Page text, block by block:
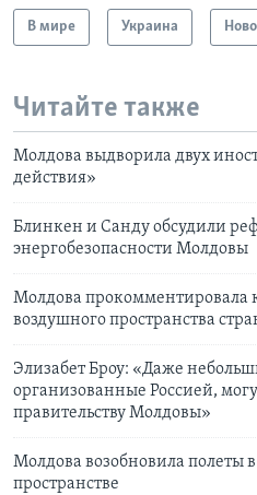
В мире Украина
Читайте также
Молдова выдворила двух
действия»
Блинкен и Санду обсудили
энергобезопасности Молдовы
Молдова прокомментировала
воздушного пространства
Элизабет Броу: «Даже
организованные Россией,
правительству Молдовы»
Молдова возобновила полеты
пространстве